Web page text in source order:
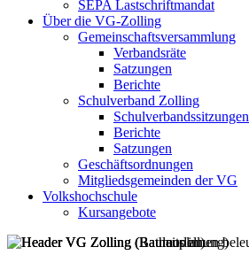
SEPA Lastschriftmandat
Über die VG-Zolling
Gemeinschaftsversammlung
Verbandsräte
Satzungen
Berichte
Schulverband Zolling
Schulverbandssitzungen
Berichte
Satzungen
Geschäftsordnungen
Mitgliedsgemeinden der VG
Volkshochschule
Kursangebote